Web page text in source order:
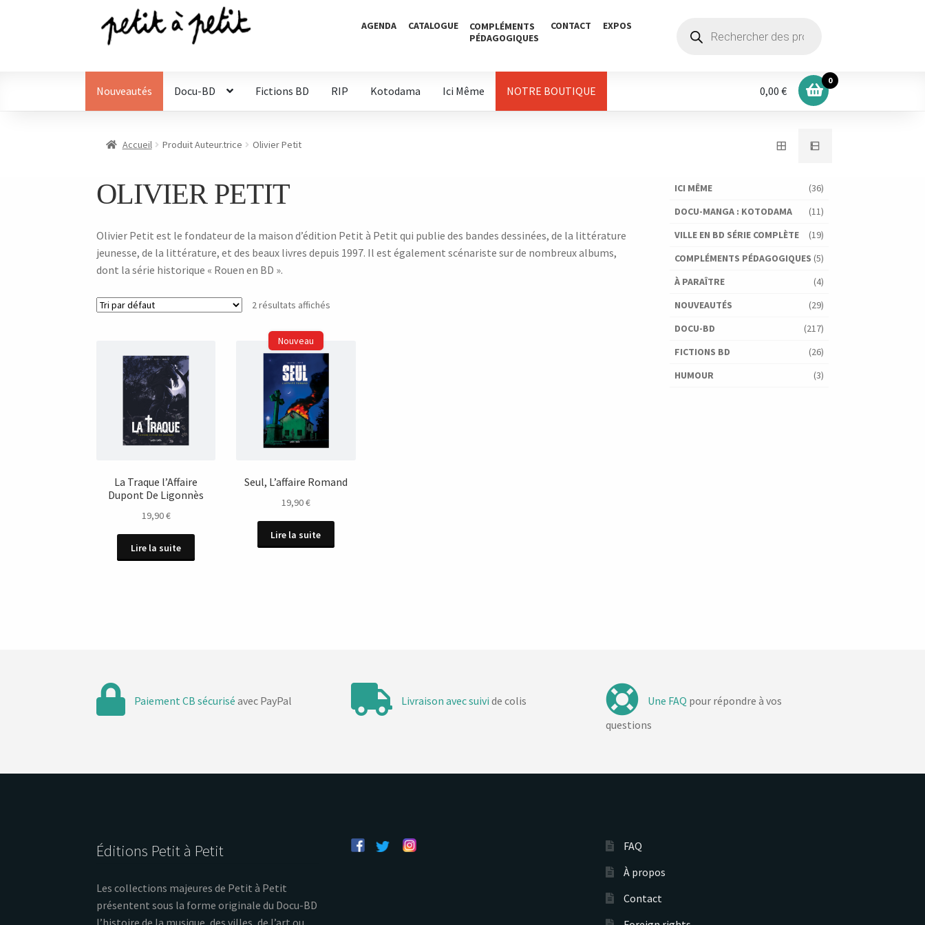
Aller
navigation
Aller
AGENDA CATALOGUE
COMPLÉMENTS
PÉDAGOGIQUES
CONTACT EXPOS
produits
Nouveautés Docu-BD Fictions BD RIP Kotodama Ici Même NOTRE BOUTIQUE 0,00 €
0
Accueil Produit Auteur.trice Olivier Petit
OLIVIER PETIT
Olivier Petit est le fondateur de la maison d’édition Petit à Petit qui publie des bandes dessinées, de la littérature
jeunesse, de la littérature, et des beaux livres depuis 1997. Il est également scénariste sur de nombreux albums,
dont la série historique « Rouen en BD ».
2 résultats affichés
La Traque l’Affaire
Dupont De Ligonnès
19,90€
Lire la suite
Seul, L’affaire Romand
19,90€
Lire la suite
ICI MÊME
(36)
DOCU-MANGA : KOTODAMA
(11)
VILLE EN BD SÉRIE COMPLÈTE
(19)
COMPLÉMENTS PÉDAGOGIQUES (5)
À PARAÎTRE
(4)
NOUVEAUTÉS
(29)
DOCU-BD
(217)
FICTIONS BD
(26)
HUMOUR
(3)
Paiement CB sécurisé avec PayPal Livraison avec suivi de colis Une FAQ pour répondre à vos
questions
Éditions Petit à Petit
Les collections majeures de Petit à Petit
présentent sous la forme originale du Docu-BD
l’histoire de la musique, des villes, de l’art ou
FAQ
À propos
Contact